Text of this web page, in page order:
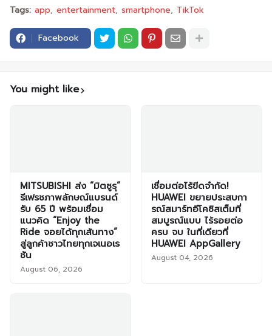
Tags: app entertainment smartphone TikTok
Facebook
You might like
MITSUBISHI ส่ง “มิตซูรุ”
รีเฟรชภาพลักษณ์แบรนด์
รับ 65 ปี พร้อมเชื่อม
แนวคิด “Enjoy the
Ride จอยได้ทุกเส้นทาง”
สู่ลูกค้าชาวไทยทุกเจเนอเร
ชัน
August 06, 2026
เชื่อมต่อไร้ขีดจำกัด!
HUAWEI ขยายประสบกา
รณ์สมาร์ทอีโคซิสเต็มที่
สมบูรณ์แบบ ไร้รอยต่อ
ครบ จบ ในที่เดียวที่
HUAWEI AppGallery
August 04, 2026